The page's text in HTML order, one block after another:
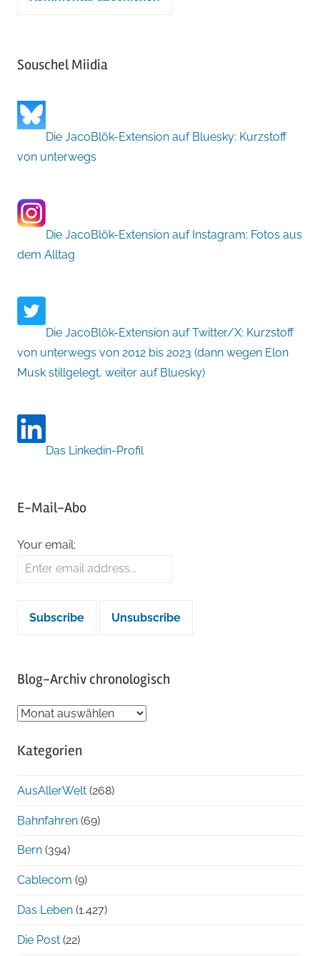
Souschel Miidia
Die JacoBlök-Extension auf Bluesky: Kurzstoff
von unterwegs
Die JacoBlök-Extension auf Instagram: Fotos aus
dem Alltag
Die JacoBlök-Extension auf Twitter/X: Kurzstoff
von unterwegs von 2012 bis 2023 (dann wegen Elon
Musk stillgelegt, weiter auf Bluesky)
Das Linkedin-Profil
E-Mail-Abo
Your email:
Blog-Archiv chronologisch
Blog-
chronologisch
Kategorien
AusAllerWelt (268)
Bahnfahren (69)
Bern (394)
Cablecom (9)
Das Leben (1.427)
Die Post (22)